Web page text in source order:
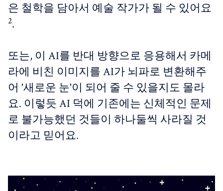
은 철학을 담아서 예술 작가가 될 수 있어요
2.
또는, 이 AI를 반대 방향으로 응용해서 카메
라에 비친 이미지를 AI가 뇌파로 변환해주
어 '새로운 눈'이 되어 줄 수 있을지도 몰라
요. 이렇듯 AI 덕에 기존에는 신체적인 문제
로 불가능했던 것들이 하나둘씩 사라질 것
이라고 믿어요.